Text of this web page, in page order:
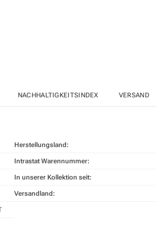
NACHHALTIGKEITSINDEX VERSAND
Herstellungsland:
Intrastat Warennummer:
In unserer Kollektion seit:
Versandland: